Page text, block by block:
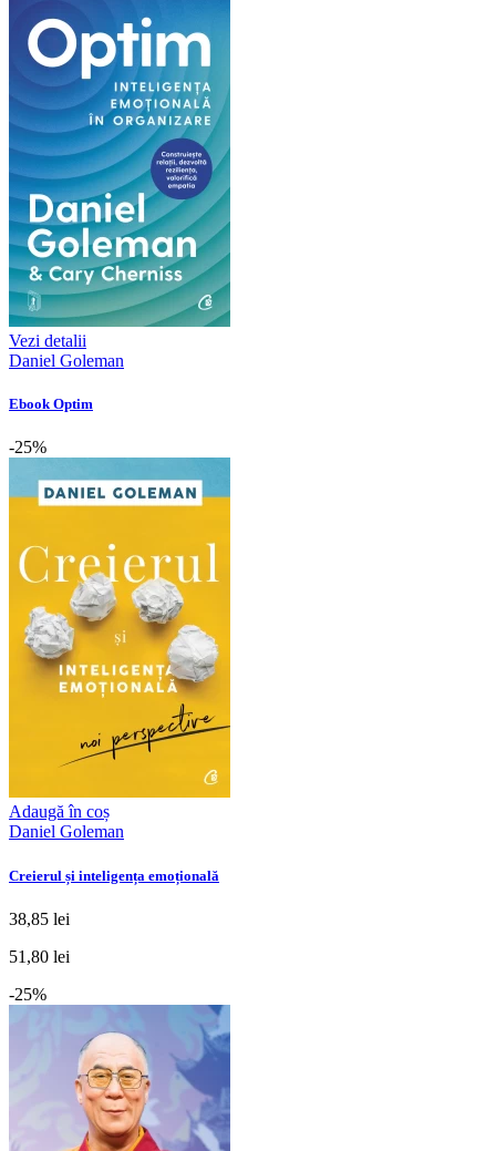
Vezi detalii
Daniel Goleman
Ebook Optim
-25%
Adaugă în coș
Daniel Goleman
Creierul și inteligența emoțională
38,85 lei
51,80 lei
-25%